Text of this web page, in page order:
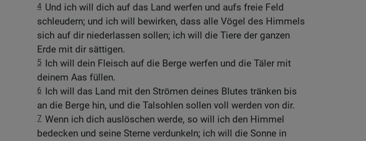
4 Und ich will dich auf das Land werfen und aufs freie Feld
schleudern; und ich will bewirken, dass alle Vögel des Himmels
sich auf dir niederlassen sollen; ich will die Tiere der ganzen
Erde mit dir sättigen.
5 Ich will dein Fleisch auf die Berge werfen und die Täler mit
deinem Aas füllen.
6 Ich will das Land mit den Strömen deines Blutes tränken bis
an die Berge hin, und die Talsohlen sollen voll werden von dir.
7 Wenn ich dich auslöschen werde, so will ich den Himmel
bedecken und seine Sterne verdunkeln; ich will die Sonne in